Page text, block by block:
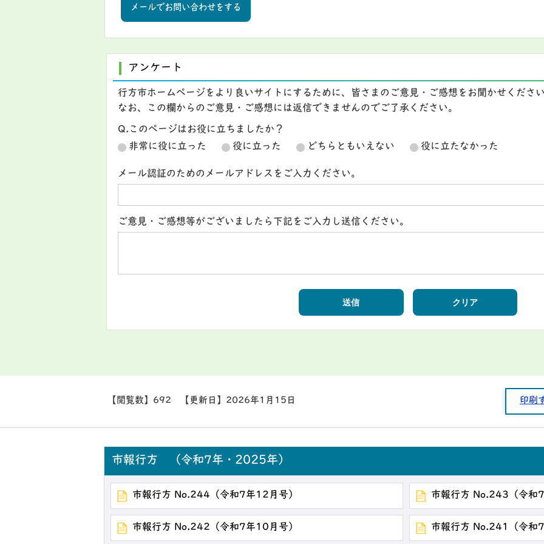
メールでお問い合わせをする
アンケート
行方市ホームページをより良いサイトにするために、皆さまのご意見・ご感想をお聞かせくださ
なお、この欄からのご意見・ご感想には返信できませんのでご了承ください。
Q.このページはお役に立ちましたか？
非常に役に立った
役に立った どちらともいえない 役に立たなかった
メール認証のためのメールアドレスをご入力ください。
ご意見・ご感想等がございましたら下記をご入力し送信ください。
【閲覧数】 692 【更新日】 2026年1月15日 印刷
市報行方 （令和7年・2025年）
市報行方 No.244（令和7年12月号） 市報行方 No.243（令和
市報行方 No.242（令和7年10月号） 市報行方 No.241（令和